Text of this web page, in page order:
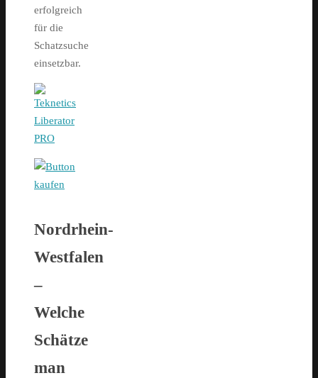
erfolgreich
für die
Schatzsuche
einsetzbar.
Nordrhein-
Westfalen
–
Welche
Schätze
man